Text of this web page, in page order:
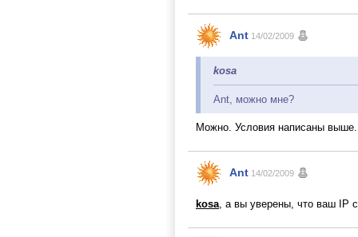
Ant 14/02/2009
kosa
Ant, можно мне?
Можно. Условия написаны выше.
Ant 14/02/2009
kosa, а вы уверены, что ваш IP